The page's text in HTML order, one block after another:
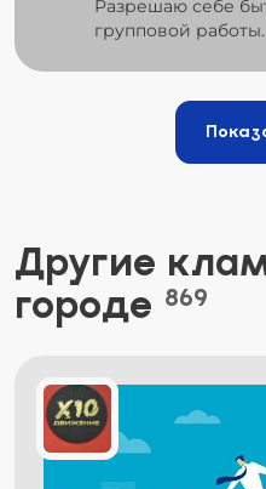
Разрешаю себе
групповой работы.
Другие
городе 869